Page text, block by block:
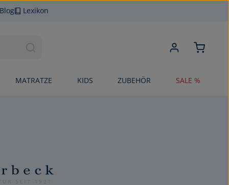
Blog Lexikon
MATRATZE KIDS ZUBEHÖR SALE %